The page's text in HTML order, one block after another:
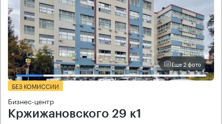
Еще 2 фото
БЕЗ КОМИССИИ
Бизнес-центр
Кржижановского 29 к1